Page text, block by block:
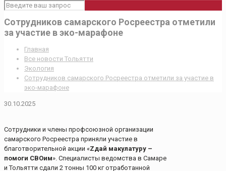
Сотрудников самарского Росреестра отметили
за участие в эко-марафоне
Главная
Все новости Тольятти
Экология
Сотрудников самарского Росреестра отметили за участие в
эко-марафоне
30.10.2025
Сотрудники и члены профсоюзной организации
самарского Росреестра приняли участие в
благотворительной акции «Zдай макулатуру –
помоги СВОим». Специалисты ведомства в Самаре
и Тольятти сдали 2 тонны 100 кг отработанной